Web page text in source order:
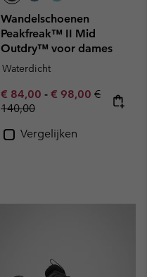
Wandelschoenen
Peakfreak™ II Mid
Outdry™ voor dames
Waterdicht
Minimum sale price:
€ 84,00 - Maximum sale
€ 98,00 Regular
€
140,00
Vergelijken